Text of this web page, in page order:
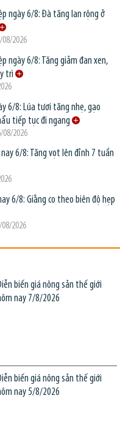
ngày 6/8: Đà tăng lan rộng ở
08/2026
ngày 6/8: Tăng giảm đan xen,
trì
6/8: Lúa tươi tăng nhẹ, gạo
tiếp tục đi ngang
08/2026
6/8: Tăng vọt lên đỉnh 7 tuần
6/8: Giằng co theo biên độ hẹp
08/2026
biến giá nông sản thế giới
nay 7/8/2026
biến giá nông sản thế giới
nay 5/8/2026